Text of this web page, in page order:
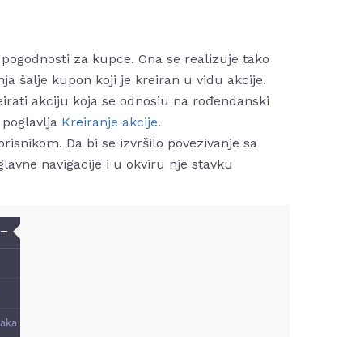
za kupce. Ona se realizuje tako
šalje kupon koji je kreiran u vidu akcije.
akciju koja se odnosiu na rođendanski
Kreiranje akcije.
Da bi se izvršilo povezivanje sa
navigacije i u okviru nje stavku